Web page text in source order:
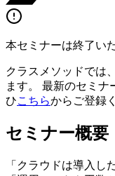
本セミナーは終了い
クラスメソッドでは
ます。 最新のセミ
ひこちらからご登録
セミナー概要
「クラウドは導入し